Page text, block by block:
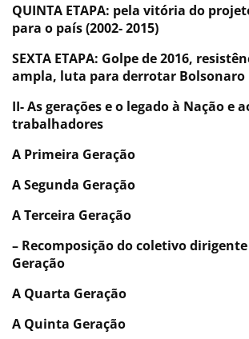
QUINTA ETAPA: pela vitória do
para o país (2002- 2015)
SEXTA ETAPA: Golpe de 2016,
ampla, luta para derrotar Bolsonaro
II- As gerações e o legado à Nação e
trabalhadores
A Primeira Geração
A Segunda Geração
A Terceira Geração
– Recomposição do coletivo
Geração
A Quarta Geração
A Quinta Geração